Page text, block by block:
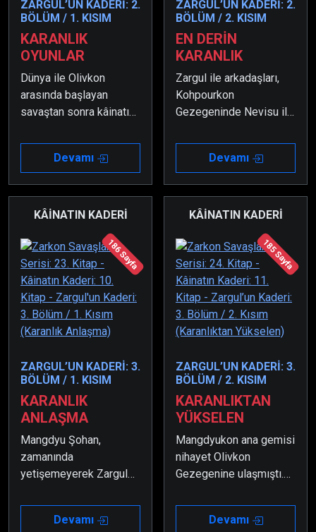
ZARGUL’UN KADERİ: 2.
BÖLÜM / 1. KISIM
KARANLIK
OYUNLAR
Dünya ile Olivkon
arasında başlayan
savaştan sonra kâinatın
ve en akıl almaz ana
gemisi Mangdyukon,
Olivkon’a doğru yola
çıkmıştır.
Devamı
ZARGUL’UN KADERİ: 2.
BÖLÜM / 2. KISIM
EN DERİN
KARANLIK
Zargul ile arkadaşları,
Kohpourkon
Gezegeninde Nevisu ile
kalmışlardır. Ancak oğlu
sayesinde Nevisu
birlikte kaçmışlardır.
Devamı
KÂİNATIN KADERİ
186 Sayfa
ZARGUL’UN KADERİ: 3.
BÖLÜM / 1. KISIM
KARANLIK
ANLAŞMA
Mangdyu Şohan,
zamanında
yetişemeyerek Zargul
çatışmasını
engelleyememişti. Bu
Devamı
KÂİNATIN KADERİ
185 Sayfa
ZARGUL’UN KADERİ: 3.
BÖLÜM / 2. KISIM
KARANLIKTAN
YÜKSELEN
Mangdyukon ana gemisi
nihayet Olivkon
Gezegenine ulaşmıştı.
korkunç hali başlamıştı.
Ancak Triabolus
Devamı